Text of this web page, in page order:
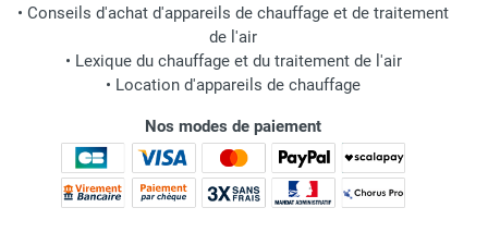
• Conseils d'achat d'appareils de chauffage et de traitement
de l'air
• Lexique du chauffage et du traitement de l'air
• Location d'appareils de chauffage
Nos modes de paiement